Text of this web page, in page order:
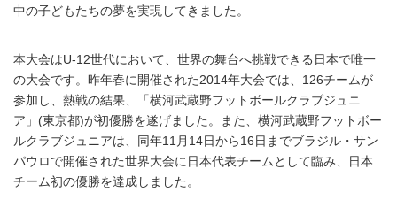
中の子どもたちの夢を実現してきました。
本大会はU-12世代において、世界の舞台へ挑戦できる日本で唯一
の大会です。昨年春に開催された2014年大会では、126チームが
参加し、熱戦の結果、「横河武蔵野フットボールクラブジュニ
ア」(東京都)が初優勝を遂げました。また、横河武蔵野フットボー
ルクラブジュニアは、同年11月14日から16日までブラジル・サン
パウロで開催された世界大会に日本代表チームとして臨み、日本
チーム初の優勝を達成しました。